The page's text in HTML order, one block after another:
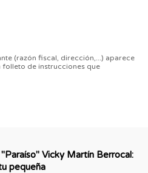
(razón fiscal, dirección,...) aparece
folleto de instrucciones que
Vicky Martín Berrocal:
pequeña